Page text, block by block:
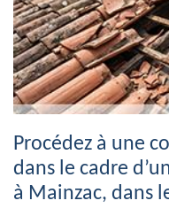
Procédez à une
dans le cadre
à Mainzac, dans